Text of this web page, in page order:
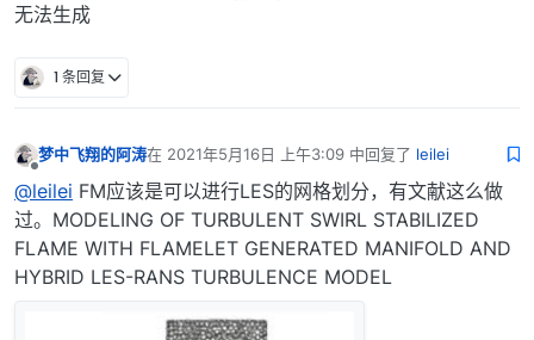
无法生成
1 条回复
梦中飞翔的阿涛在 2021年5月16日 上午3:09 中回复了 leilei
最后由 编辑
@leilei FM应该是可以进行LES的网格划分，有文献这么做
过。MODELING OF TURBULENT SWIRL STABILIZED
FLAME WITH FLAMELET GENERATED MANIFOLD AND
HYBRID LES-RANS TURBULENCE MODEL